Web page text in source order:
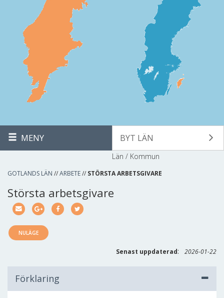
MENY BYT LÄN
Län / Kommun
GOTLANDS LÄN //ARBETE// STÖRSTA ARBETSGIVARE
Största arbetsgivare
NULÄGE
Senast uppdaterad: 2026-01-22
Förklaring